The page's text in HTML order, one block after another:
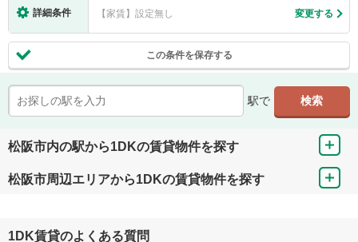
詳細条件 【家賃】設定無し 変更する
この条件を保存する
駅で
松阪市内の駅から1DKの賃貸物件を探す
松阪市周辺エリアから1DKの賃貸物件を探す
1DK賃貸のよくある質問